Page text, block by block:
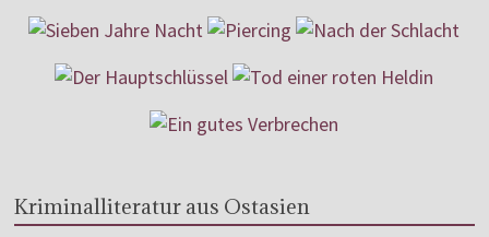
Kriminalliteratur aus Ostasien